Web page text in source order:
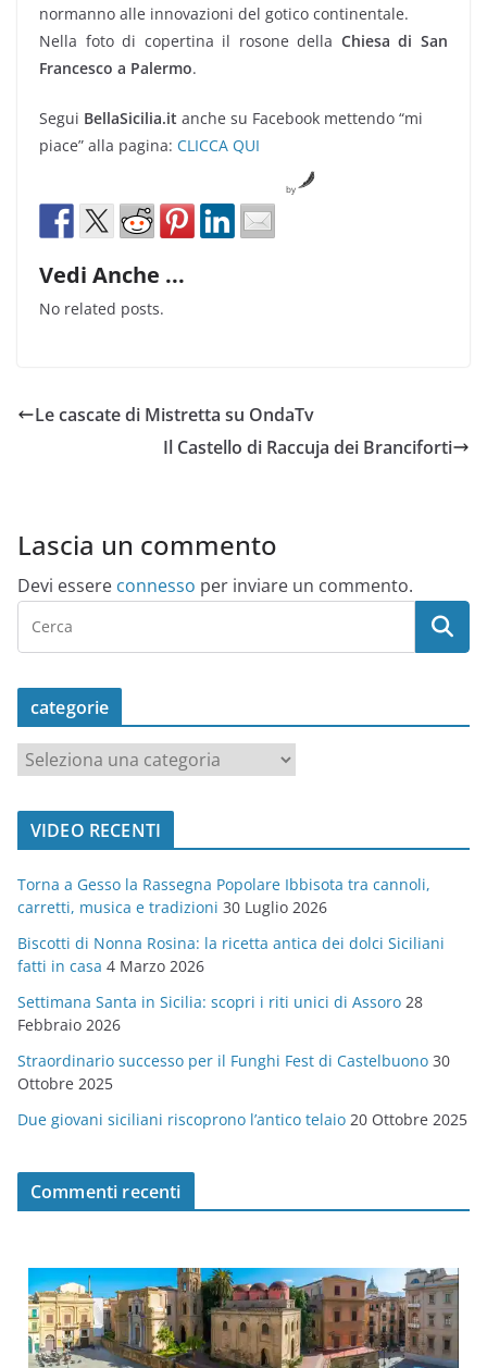
normanno alle innovazioni del gotico continentale.
Nella foto di copertina il rosone della Chiesa di San
Francesco a Palermo.
Segui BellaSicilia.it anche su Facebook mettendo “mi
piace” alla pagina: CLICCA QUI
by
Vedi Anche ...
No related posts.
Le cascate di Mistretta su OndaTv
Il Castello di Raccuja dei Branciforti
Lascia un commento
Devi essere connesso per inviare un commento.
categorie
t
o
r
i
e
VIDEO RECENTI
Torna a Gesso la Rassegna Popolare Ibbisota tra cannoli,
carretti, musica e tradizioni 30 Luglio 2026
Biscotti di Nonna Rosina: la ricetta antica dei dolci Siciliani
fatti in casa 4 Marzo 2026
Settimana Santa in Sicilia: scopri i riti unici di Assoro 28
Febbraio 2026
Straordinario successo per il Funghi Fest di Castelbuono 30
Ottobre 2025
Due giovani siciliani riscoprono l’antico telaio 20 Ottobre 2025
Commenti recenti